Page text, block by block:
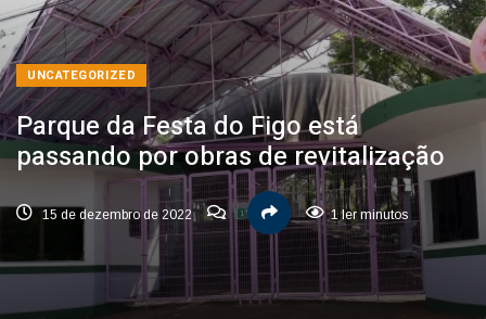
UNCATEGORIZED
Parque da Festa do Figo está
passando por obras de revitalização
15 de dezembro de 2022 1 ler minutos